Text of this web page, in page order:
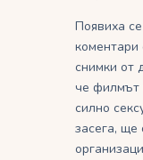
Появиха
коментари
снимки от
че филмът
силно
засега, ще